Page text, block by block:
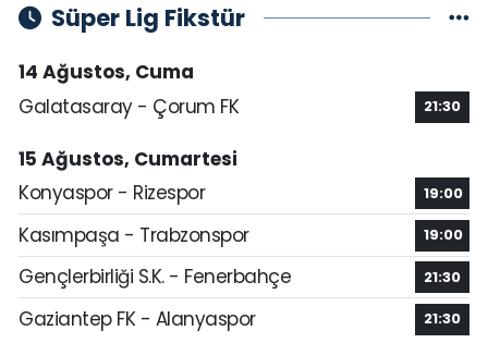
Süper Lig Fikstür
14 Ağustos, Cuma
Galatasaray - Çorum FK
21:30
15 Ağustos, Cumartesi
Konyaspor - Rizespor
19:00
Kasımpaşa - Trabzonspor 19:00
Gençlerbirliği S.K. - Fenerbahçe 21:30
Gaziantep FK - Alanyaspor 21:30